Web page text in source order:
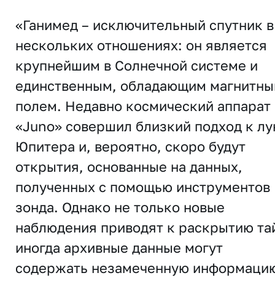
«Ганимед – исключительный спутник в
нескольких отношениях: он является
крупнейшим в Солнечной системе и
единственным, обладающим
полем. Недавно космический аппарат
«Juno» совершил близкий подход к
Юпитера и, вероятно, скоро будут
открытия, основанные на данных,
полученных с помощью инструментов
зонда. Однако не только новые
наблюдения приводят к раскрытию
иногда архивные данные могут
содержать незамеченную